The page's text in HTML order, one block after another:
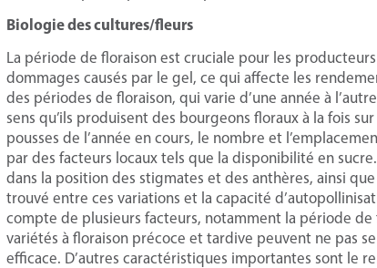
Biologie des cultures/fleurs
La période de floraison est cruciale pour les
dommages causés par le gel, ce qui affecte les
des périodes de floraison, qui varie d’une année à
sens qu’ils produisent des bourgeons floraux à la fois
pousses de l’année en cours, le nombre et
par des facteurs locaux tels que la disponibilité en
dans la position des stigmates et des anthères, ainsi
trouvé entre ces variations et la capacité
compte de plusieurs facteurs, notamment la période
variétés à floraison précoce et tardive peuvent ne pas
efficace. D’autres caractéristiques importantes sont le